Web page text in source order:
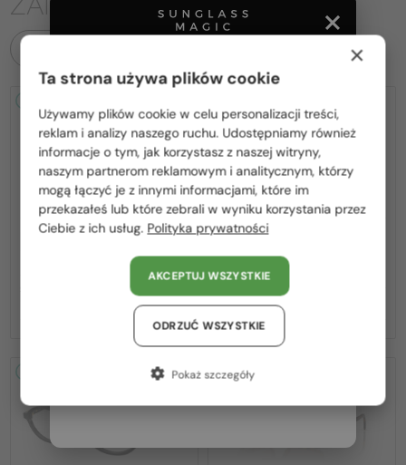
— Sončna očala
MIU MIU—
MU 11ZS - 16K01O - 51
939 PLN
2-4 DNI
Proszę wybierz z listy odpowiedni dla Ciebie kraj:
Polska / PL
România / RO
Magyarország / HU
United Arab Emirates / EN
Austria / AT
Niemcy / DE
Włochy / IT
×
Ta strona używa plików cookie
Używamy plików cookie w celu personalizacji treści,
reklam i analizy naszego ruchu. Udostępniamy również
informacje o tym, jak korzystasz z naszej witryny,
naszym partnerom reklamowym i analitycznym, którzy
mogą łączyć je z innymi informacjami, które im
przekazałeś lub które zebrali w wyniku korzystania przez
Ciebie z ich usług. Polityka prywatności
AKCEPTUJ WSZYSTKIE
ODRZUĆ WSZYSTKIE
Pokaż szczegóły